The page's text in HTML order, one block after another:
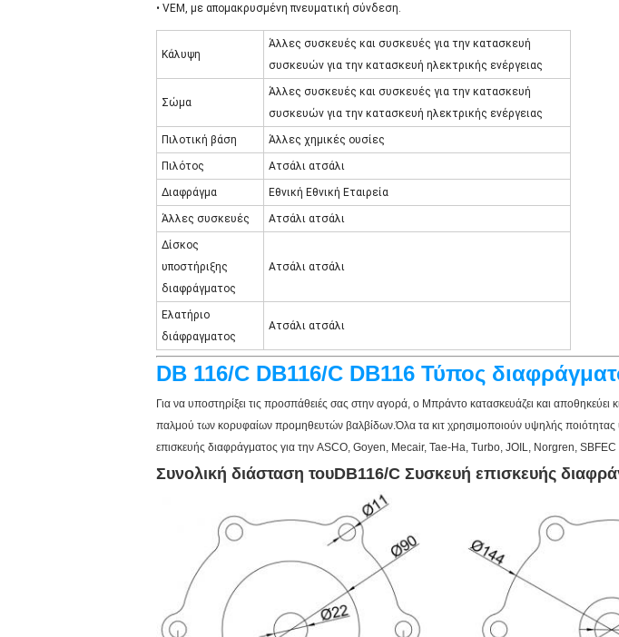
• VEM, με απομακρυσμένη πνευματική σύνδεση.
Κάλυψη
Άλλες συσκευές και συσκευές για την κατασκευή
συσκευών για την κατασκευή ηλεκτρικής ενέργειας
Σώμα
Άλλες συσκευές και συσκευές για την κατασκευή
συσκευών για την κατασκευή ηλεκτρικής ενέργειας
Πιλοτική βάση Άλλες χημικές ουσίες
Πιλότος Ατσάλι ατσάλι
Διαφράγμα Εθνική Εθνική Εταιρεία
Άλλες συσκευές Ατσάλι ατσάλι
Δίσκος
υποστήριξης
διαφράγματος
Ατσάλι ατσάλι
Ελατήριο
διάφραγματος
Ατσάλι ατσάλι
DB 116/C DB116/C DB116 Τύπος
Για να υποστηρίξει τις προσπάθειές σας στην αγορά, ο Μπράντο κατασκευάζει και αποθηκεύει
παλμού των κορυφαίων προμηθευτών βαλβίδων.Όλα τα κιτ χρησιμοποιούν υψηλής
επισκευής διαφράγματος για την ASCO, Goyen, Mecair, Tae-Ha, Turbo, JOIL, Norgren, SBFEC
Συνολική διάσταση τουDB116/C Συσκευή επισκευής